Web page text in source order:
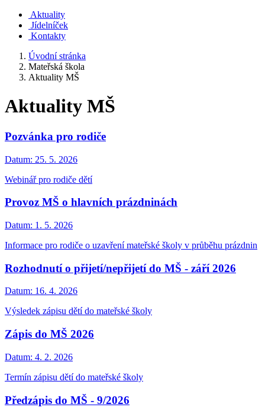
Aktuality
Jídelníček
Kontakty
Úvodní stránka
Mateřská škola
Aktuality MŠ
Aktuality MŠ
Pozvánka pro rodiče
Datum: 25. 5. 2026
Webinář pro rodiče dětí
Provoz MŠ o hlavních prázdninách
Datum: 1. 5. 2026
Informace pro rodiče o uzavření mateřské školy v průběhu prázdnin
Rozhodnutí o přijetí/nepřijetí do MŠ - září 2026
Datum: 16. 4. 2026
Výsledek zápisu dětí do mateřské školy
Zápis do MŠ 2026
Datum: 4. 2. 2026
Termín zápisu dětí do mateřské školy
Předzápis do MŠ - 9/2026